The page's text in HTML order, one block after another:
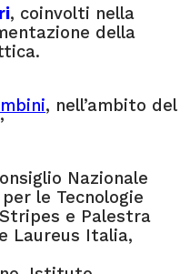
, coinvolti nella
della
, nell’ambito del
Nazionale
le Tecnologie
e Palestra
Laureus Italia,